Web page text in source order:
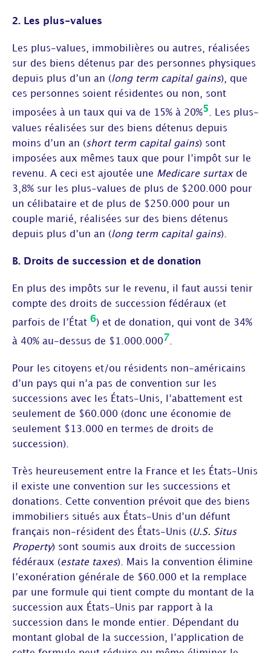
2. Les plus-values
Les plus-values, immobilières ou autres, réalisées
sur des biens détenus par des personnes physiques
depuis plus d’un an (long term capital gains), que
ces personnes soient résidentes ou non, sont
imposées à un taux qui va de 15% à 20%5. Les plus-
values réalisées sur des biens détenus depuis
moins d’un an (short term capital gains) sont
imposées aux mêmes taux que pour l’impôt sur le
revenu. A ceci est ajoutée une Medicare surtax de
3,8% sur les plus-values de plus de $200.000 pour
un célibataire et de plus de $250.000 pour un
couple marié, réalisées sur des biens détenus
depuis plus d’un an (long term capital gains).
B. Droits de succession et de donation
En plus des impôts sur le revenu, il faut aussi tenir
compte des droits de succession fédéraux (et
parfois de l’État 6) et de donation, qui vont de 34%
à 40% au-dessus de $1.000.000 7.
Pour les citoyens et/ou résidents non-américains
d’un pays qui n’a pas de convention sur les
successions avec les États-Unis, l’abattement est
seulement de $60.000 (donc une économie de
seulement $13.000 en termes de droits de
succession).
Très heureusement entre la France et les États-Unis
il existe une convention sur les successions et
donations. Cette convention prévoit que des biens
immobiliers situés aux États-Unis d’un défunt
français non-résident des États-Unis ( U.S. Situs
Property) sont soumis aux droits de succession
fédéraux (estate taxes). Mais la convention élimine
l’exonération générale de $60.000 et la remplace
par une formule qui tient compte du montant de la
succession aux États-Unis par rapport à la
succession dans le monde entier. Dépendant du
montant global de la succession, l’application de